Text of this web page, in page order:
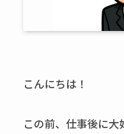
こんにちは！
この前、仕事後に